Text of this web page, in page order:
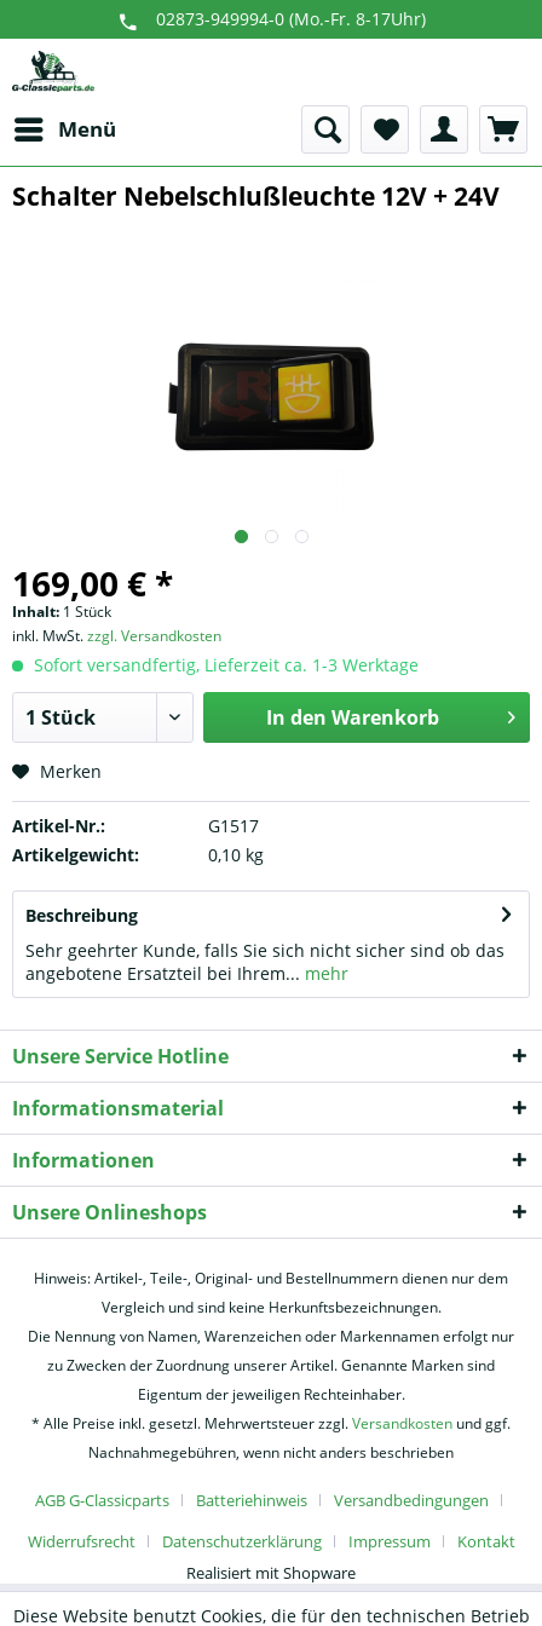
02873-949994-0 (Mo.-Fr. 8-17Uhr)
Menü
Schalter Nebelschlußleuchte 12V + 24V
169,00 € *
Inhalt: 1 Stück
inkl. MwSt.zzgl. Versandkosten
Sofort versandfertig, Lieferzeit ca. 1-3 Werktage
In den Warenkorb
Merken
Artikel-Nr.:
G1517
Artikelgewicht:
0,10 kg
Beschreibung
Sehr geehrter Kunde, falls Sie sich nicht sicher sind ob das
angebotene Ersatzteil bei Ihrem... mehr
Unsere Service Hotline
Informationsmaterial
Informationen
Unsere Onlineshops
Hinweis: Artikel-, Teile-, Original- und Bestellnummern dienen nur dem
Vergleich und sind keine Herkunftsbezeichnungen.
Die Nennung von Namen, Warenzeichen oder Markennamen erfolgt nur
zu Zwecken der Zuordnung unserer Artikel. Genannte Marken sind
Eigentum der jeweiligen Rechteinhaber.
* Alle Preise inkl. gesetzl. Mehrwertsteuer zzgl.Versandkosten und ggf.
Nachnahmegebühren, wenn nicht anders beschrieben
AGB G-Classicparts Batteriehinweis
Versandbedingungen
Widerrufsrecht
Datenschutzerklärung Impressum
Kontakt
Realisiert mit Shopware
Diese Website benutzt Cookies, die für den technischen Betrieb